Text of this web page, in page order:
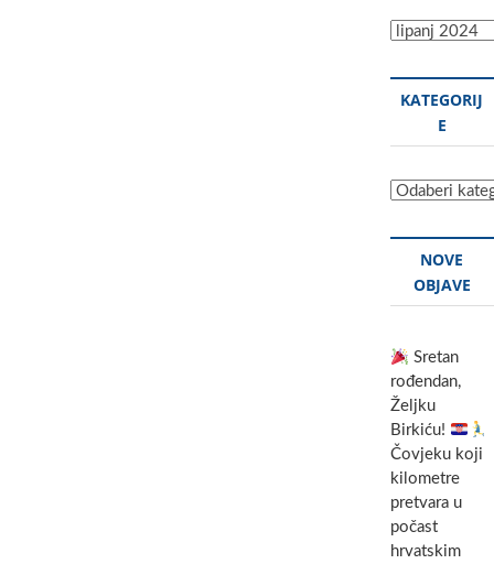
Sve
KATEGORIJ
E
Kategorije
NOVE
OBJAVE
Sretan
rođendan,
Željku
Birkiću!
Čovjeku koji
kilometre
pretvara u
počast
hrvatskim